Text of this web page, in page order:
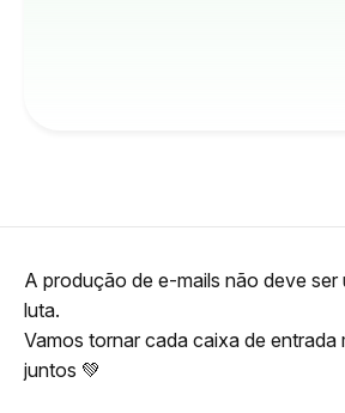
A produção de e-mails não deve ser
luta.
Vamos tornar cada caixa de entrada
juntos 💚